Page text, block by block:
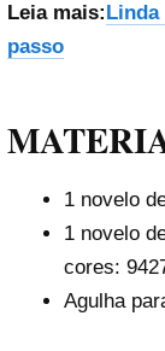
Leia mais:
passo
1 novelo
1 novelo
cores:
Agulha